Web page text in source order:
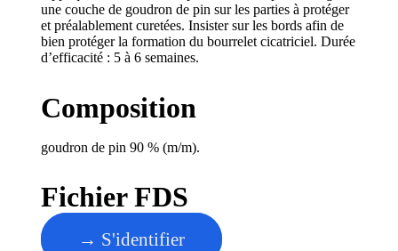
une couche de goudron de pin sur les parties à protéger
et préalablement curetées. Insister sur les bords afin de
bien protéger la formation du bourrelet cicatriciel. Durée
d’efficacité : 5 à 6 semaines.
Composition
goudron de pin 90 % (m/m).
Fichier FDS
→ S'identifier